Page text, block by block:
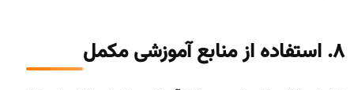
8. استفاده از منابع آموزشی مکمل